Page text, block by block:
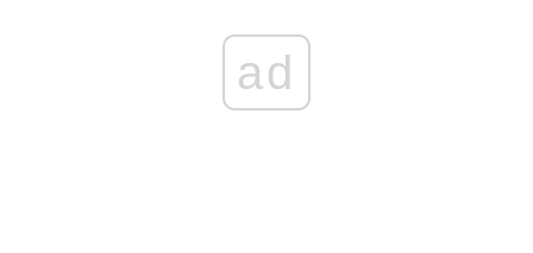
ad